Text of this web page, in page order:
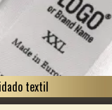
textil